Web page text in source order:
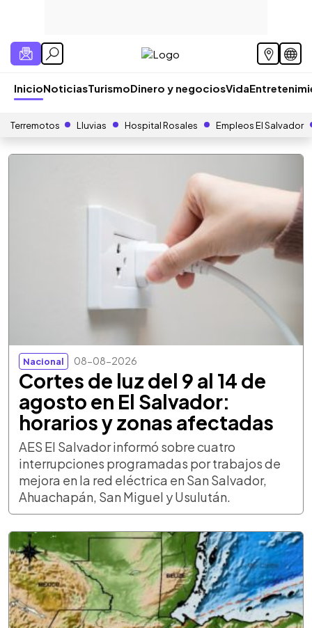
InicioNoticiasTurismoDinero y negociosVida
Terremotos Lluvias Hospital Rosales Empleos El Salvador
Nacional 08-08-2026
Cortes de luz del 9 al 14 de
agosto en El Salvador:
horarios y zonas afectadas
AES El Salvador informó sobre cuatro
interrupciones programadas por trabajos de
mejora en la red eléctrica en San Salvador,
Ahuachapán, San Miguel y Usulután.